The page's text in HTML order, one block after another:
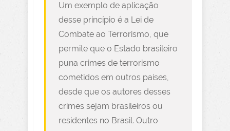
Um exemplo de aplicação
desse princípio é a Lei de
Combate ao Terrorismo, que
permite que o Estado brasileiro
puna crimes de terrorismo
cometidos em outros países,
desde que os autores desses
crimes sejam brasileiros ou
residentes no Brasil. Outro